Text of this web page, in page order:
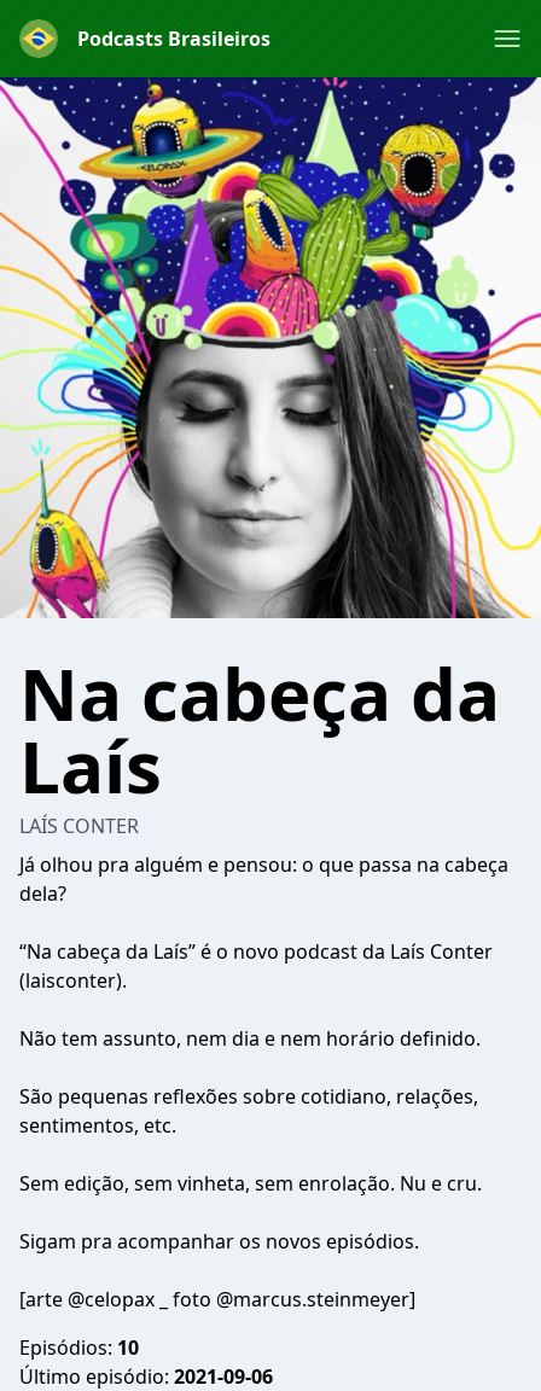
Podcasts Brasileiros
Na cabeça da
Laís
LAÍS CONTER
Já olhou pra alguém e pensou: o que passa na cabeça
dela?
“Na cabeça da Laís” é o novo podcast da Laís Conter
(laisconter).
Não tem assunto, nem dia e nem horário definido.
São pequenas reflexões sobre cotidiano, relações,
sentimentos, etc.
Sem edição, sem vinheta, sem enrolação. Nu e cru.
Sigam pra acompanhar os novos episódios.
[arte @celopax _ foto @marcus.steinmeyer]
Episódios: 10
Último episódio: 2021-09-06